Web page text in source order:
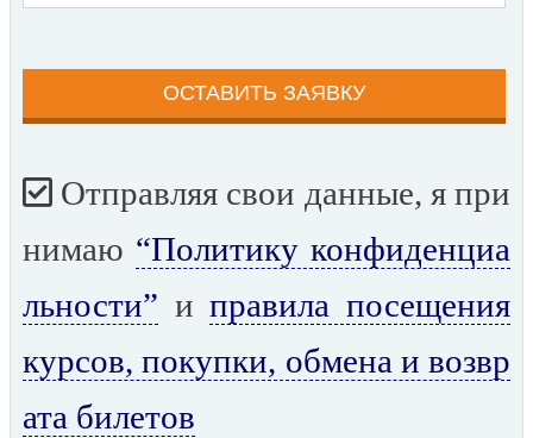
Отправляя свои данные, я при
нимаю “Политику конфиденциа
льности” иправила посещения
курсов, покупки, обмена и возвр
ата билетов